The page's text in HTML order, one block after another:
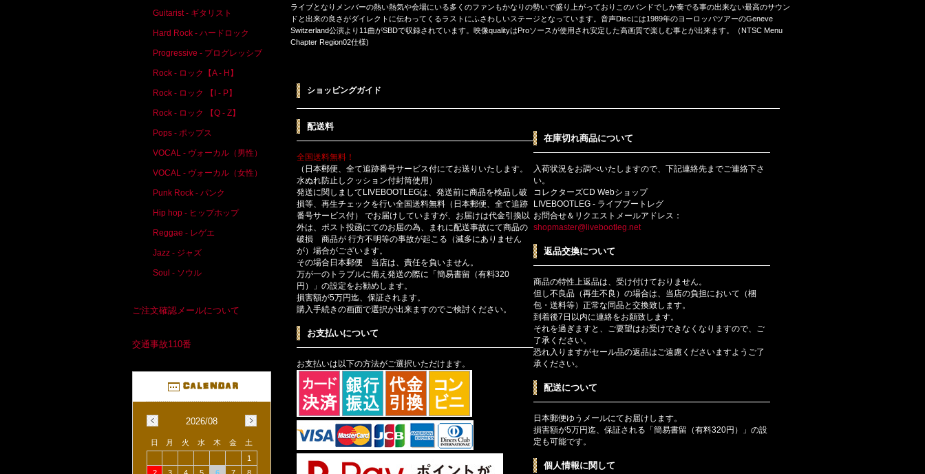
ライブとなりメンバーの熱い熱気や会場にいる多くのファンもかなりの勢いで盛り上がっておりこのバンドでしか奏でる事の出来ない最高のサウン
ドと出来の良さがダイレクトに伝わってくるラストにふさわしいステージとなっています。音声Discには1989年のヨーロッパツアーのGeneve
Switzerland公演より11曲がSBDで収録されています。映像qualityはProソースが使用され安定した高画質で楽しむ事とが出来ます。（NTSC Menu
Chapter Region02仕様)
ショッピングガイド
配送料
全国送料無料！
（日本郵便、全て追跡番号サービス付にてお送りいたします。
水ぬれ防止しクッション付封筒使用）
発送に関しましてLIVEBOOTLEGは、発送前に商品を検品し破
損等、再生チェックを行い全国送料無料（日本郵便、全て追跡
番号サービス付） でお届けしていますが、お届けは代金引換以
外は、ポスト投函にてのお届の為、まれに配送事故にて商品の
破損 商品が 行方不明等の事故が起こる（滅多にありません
が）場合がございます。
その場合日本郵便 当店は、責任を負いません。
万が一のトラブルに備え発送の際に「簡易書留（有料320
円）」の設定をお勧めします。
損害額が5万円迄、保証されます。
購入手続きの画面で選択が出来ますのでご検討ください。
お支払いについて
お支払いは以下の方法がご選択いただけます。
在庫切れ商品について
入荷状況をお調べいたしますので、下記連絡先までご連絡下さ
い。
コレクターズCD Webショップ
LIVEBOOTLEG - ライブブートレグ
お問合せ＆リクエストメールアドレス：
shopmaster@livebootleg.net
返品交換について
商品の特性上返品は、受け付けておりません。
但し不良品（再生不良）の場合は、当店の負担において（梱
包・送料等）正常な同品と交換致します。
到着後7日以内に連絡をお願致します。
それを過ぎますと、ご要望はお受けできなくなりますので、ご
了承ください。
恐れ入りますがセール品の返品はご遠慮くださいますようご了
承ください。
配送について
日本郵便ゆうメールにてお届けします。
損害額が5万円迄、保証される「簡易書留（有料320円）」の設
定も可能です。
個人情報に関して
Guitarist - ギタリスト
Hard Rock - ハードロック
Progressive - プログレッシブ
Rock - ロック【A - H】
Rock - ロック 【I - P】
Rock - ロック 【Q - Z】
Pops - ポップス
VOCAL - ヴォーカル（男性）
VOCAL - ヴォーカル（女性）
Punk Rock - パンク
Hip hop - ヒップホップ
Reggae - レゲエ
Jazz - ジャズ
Soul - ソウル
ご注文確認メールについて
交通事故110番
2026/08
日 月 火 水 木 金
土
1